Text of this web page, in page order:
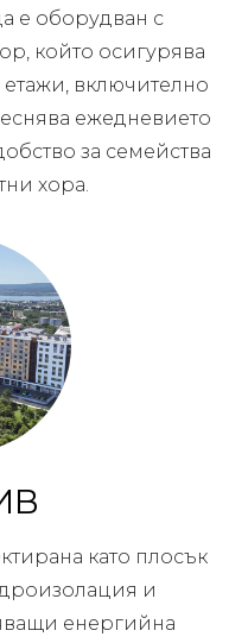
е оборудван с
който осигурява
включително
ежедневието
за семейства
хора.
като плосък
и
енергийна